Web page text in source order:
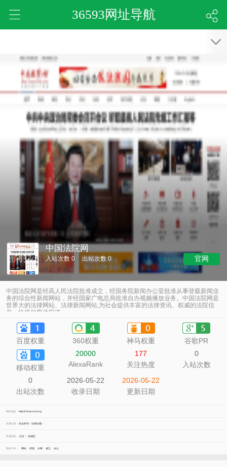
36593网址导航
中国法院网
入站次数 0 出站次数 0 官网
中国法院网是经高人民法院批准成立，经国务院新闻办公室批准从事登载新闻业
务的综合性新闻网站，并经国家广电总局批准自办视频播放业务。中国法院网是
世界大的法律网站、法律新闻网站,为社会提供丰富的法律资讯、权威的法院信
息、快捷的案件报道。
百度权重 360权重 神马权重 谷歌PR
移动权重
20000
AlexaRank
177
关注热度
0
入站次数
0
出站次数
2026-05-22
收录日期
2026-05-22
更新日期
网站地址： http://chinacourt.org
所属分类： 社会科学>法律法规 >
所属地区： 北京> 东城区
网站TAG： 网站 经国 从事 成立 办公